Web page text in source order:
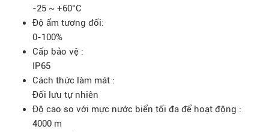
-25 ~ +60°C
Độ ẩm tương đối:
0-100%
Cấp bảo vệ :
IP65
Cách thức làm mát :
Đối lưu tự nhiên
Độ cao so với mực nước biển tối đa để hoạt động :
4000 m